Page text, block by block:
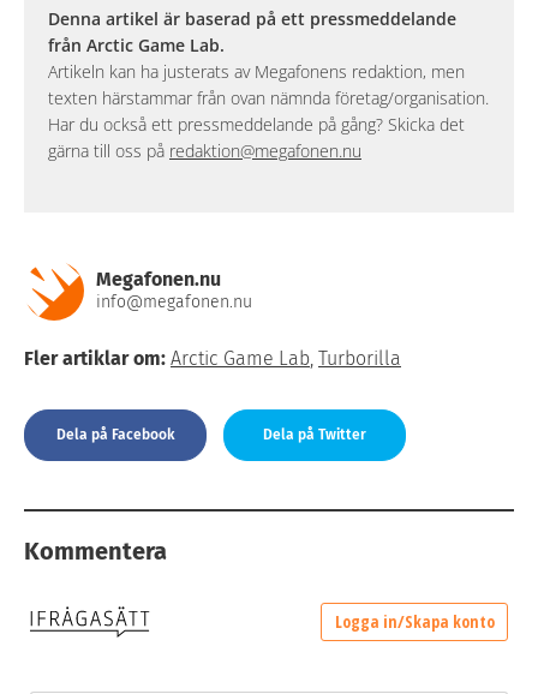
Denna artikel är baserad på ett pressmeddelande
från Arctic Game Lab.
Artikeln kan ha justerats av Megafonens redaktion, men
texten härstammar från ovan nämnda företag/organisation.
Har du också ett pressmeddelande på gång? Skicka det
gärna till oss på redaktion@megafonen.nu
Megafonen.nu
info@megafonen.nu
Fler artiklar om: Arctic Game Lab Turborilla
Dela på Facebook Dela på Twitter
Kommentera